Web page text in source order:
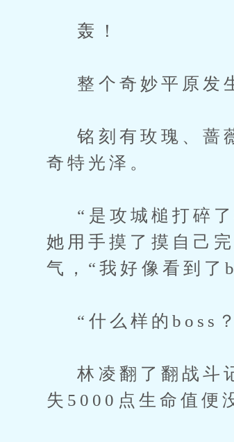
轰！
整个奇妙平原发
铭刻有玫瑰、蔷
奇特光泽。
“是攻城槌打碎了
她用手摸了摸自己
气，“我好像看到了
“什么样的boss
林凌翻了翻战斗
失5000点生命值便